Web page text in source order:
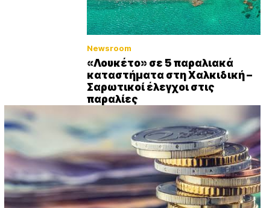
Newsroom
«Λουκέτο» σε 5 παραλιακά
καταστήματα στη Χαλκιδική –
Σαρωτικοί έλεγχοι στις
παραλίες